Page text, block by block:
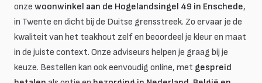
onze woonwinkel aan de Hogelandsingel 49 in Enschede,
in Twente en dicht bij de Duitse grensstreek. Zo ervaar je de
kwaliteit van het teakhout zelf en beoordeel je kleur en maat
in de juiste context. Onze adviseurs helpen je graag bij je
keuze. Bestellen kan ook eenvoudig online, met gespreid